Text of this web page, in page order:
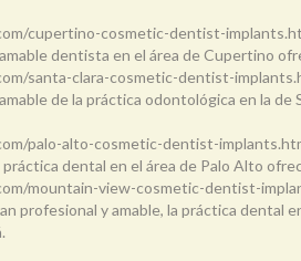
cupertino-cosmetic-dentist-
dentista en el área de Cupertino
santa-clara-cosmetic-dentist-
de la práctica odontológica en la
palo-alto-cosmetic-dentist-
práctica dental en el área de Palo Alto
mountain-view-cosmetic-dentist-
profesional y amable, la práctica